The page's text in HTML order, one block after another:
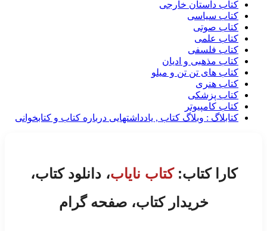
کتاب داستان خارجی
کتاب سیاسی
کتاب صوتی
کتاب علمی
کتاب فلسفی
کتاب مذهبی و ادیان
کتاب های تن تن و میلو
کتاب هنری
کتاب پزشکی
کتاب کامپیوتر
کتابلاگ : وبلاگ کتاب , یادداشتهایی درباره کتاب و کتابخوانی
کارا کتاب:کتاب نایاب، دانلود کتاب،
خریدار کتاب، صفحه گرام